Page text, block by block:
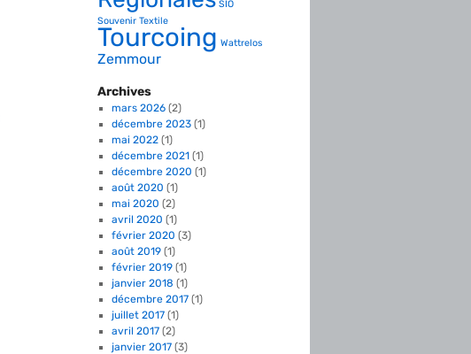
SIO
Souvenir Textile
Tourcoing Wattrelos
Zemmour
Archives
mars 2026(2)
décembre 2023(1)
mai 2022(1)
décembre 2021(1)
décembre 2020 (1)
août 2020 (1)
mai 2020 (2)
avril 2020 (1)
février 2020 (3)
août 2019(1)
février 2019(1)
janvier 2018 (1)
décembre 2017(1)
juillet 2017(1)
avril 2017(2)
janvier 2017(3)